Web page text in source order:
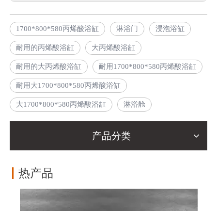
1700*800*580丙烯酸浴缸 淋浴门 浸泡浴缸
耐用的丙烯酸浴缸 大丙烯酸浴缸
耐用的大丙烯酸浴缸 耐用1700*800*580丙烯酸浴缸
耐用大1700*800*580丙烯酸浴缸
大1700*800*580丙烯酸浴缸 淋浴舱
产品分类
热产品